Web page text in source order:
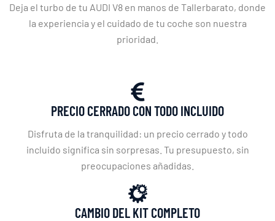
Deja el turbo de tu AUDI V8 en manos de Tallerbarato, donde
la experiencia y el cuidado de tu coche son nuestra
prioridad.
PRECIO CERRADO CON TODO INCLUIDO
Disfruta de la tranquilidad: un precio cerrado y todo
incluido significa sin sorpresas. Tu presupuesto, sin
preocupaciones añadidas.
CAMBIO DEL KIT COMPLETO